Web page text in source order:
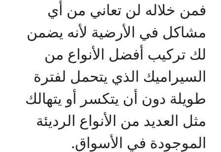
فمن خلاله لن تعاني من أي
مشاكل في الأرضية لأنه يضمن
لك تركيب أفضل الأنواع من
السيراميك الذي يتحمل لفترة
طويلة دون أن يتكسر أو يتهالك
مثل العديد من الأنواع الرديئة
الموجودة في الأسواق.